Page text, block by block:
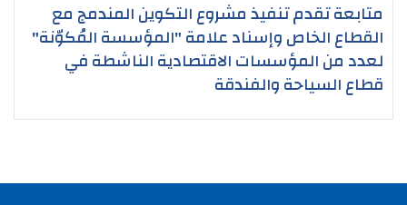
متابعة تقدم تنفيذ مشروع التكوين المندمج مع
القطاع الخاص وإسناد علامة "المؤسسة المُكوّنة"
لعدد من المؤسسات الاقتصادية الناشطة في
قطاع السياحة والفندقة